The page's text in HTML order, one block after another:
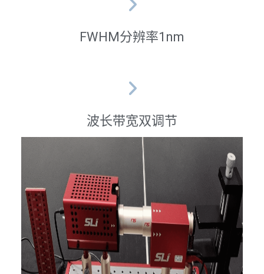
FWHM分辨率1nm
波长带宽双调节